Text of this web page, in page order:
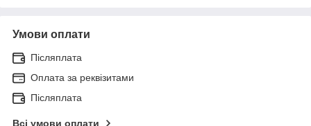
Умови оплати
Післяплата
Оплата за реквізитами
Післяплата
Всі умови оплати